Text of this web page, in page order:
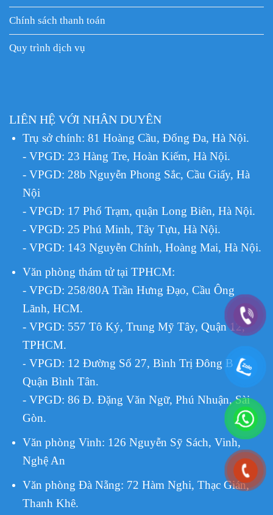
Chính sách thanh toán
Quy trình dịch vụ
LIÊN HỆ VỚI NHÂN DUYÊN
Trụ sở chính: 81 Hoàng Cầu, Đống Đa, Hà Nội.
- VPGD: 23 Hàng Tre, Hoàn Kiếm, Hà Nội.
- VPGD: 28b Nguyễn Phong Sắc, Cầu Giấy, Hà
Nội
- VPGD: 17 Phố Trạm, quận Long Biên, Hà Nội.
- VPGD: 25 Phú Minh, Tây Tựu, Hà Nội.
- VPGD: 143 Nguyễn Chính, Hoàng Mai, Hà Nội.
Văn phòng thám tử tại TPHCM:
- VPGD: 258/80A Trần Hưng Đạo, Cầu Ông
Lãnh, HCM.
- VPGD: 557 Tô Ký, Trung Mỹ Tây, Quận 12,
TPHCM.
- VPGD: 12 Đường Số 27, Bình Trị Đông B,
Quận Bình Tân.
- VPGD: 86 Đ. Đặng Văn Ngữ, Phú Nhuận, Sài
Gòn.
Văn phòng Vinh: 126 Nguyễn Sỹ Sách, Vinh,
Nghệ An
Văn phòng Đà Nẵng: 72 Hàm Nghi, Thạc Gián,
Thanh Khê.